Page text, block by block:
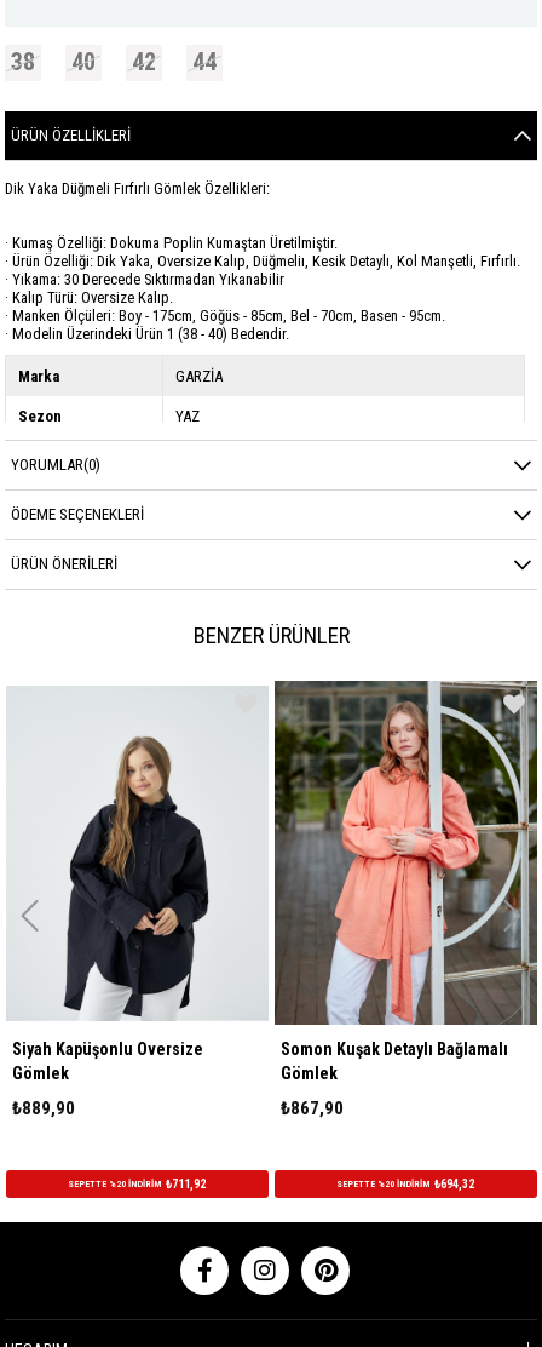
38 40 42 44
ÜRÜN ÖZELLIKLERI
Dik Yaka Düğmeli Fırfırlı Gömlek Özellikleri:
· Kumaş Özelliği: Dokuma Poplin Kumaştan Üretilmiştir.
· Ürün Özelliği: Dik Yaka, Oversize Kalıp, Düğmeliı, Kesik Detaylı, Kol Manşetli, Fırfırlı.
· Yıkama: 30 Derecede Sıktırmadan Yıkanabilir
· Kalıp Türü: Oversize Kalıp.
· Manken Ölçüleri: Boy - 175cm, Göğüs - 85cm, Bel - 70cm, Basen - 95cm.
· Modelin Üzerindeki Ürün 1 (38 - 40) Bedendir.
Marka GARZİA
Sezon YAZ
Kumaş Cinsi
YORUMLAR(0)
ÖDEME SEÇENEKLERI
ÜRÜN ÖNERILERI
BENZER ÜRÜNLER
Siyah Kapüşonlu Oversize
Gömlek
₺889,90
SEPETTE %20 İNDİRİM ₺711,92
Somon Kuşak Detaylı Bağlamalı
Gömlek
₺867,90
SEPETTE %20 İNDİRİM ₺694,32